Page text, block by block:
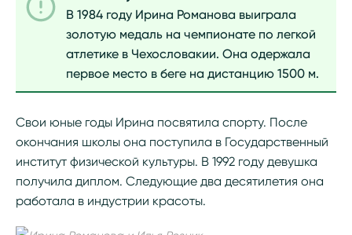
В 1984 году Ирина Романова выиграла
золотую медаль на чемпионате по легкой
атлетике в Чехословакии. Она одержала
первое место в беге на дистанцию 1500 м.
Свои юные годы Ирина посвятила спорту. После
окончания школы она поступила в Государственный
институт физической культуры. В 1992 году девушка
получила диплом. Следующие два десятилетия она
работала в индустрии красоты.